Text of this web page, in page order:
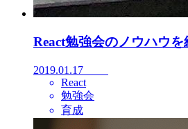
React勉強会のノウハウ
2019.01.17
React
勉強会
育成